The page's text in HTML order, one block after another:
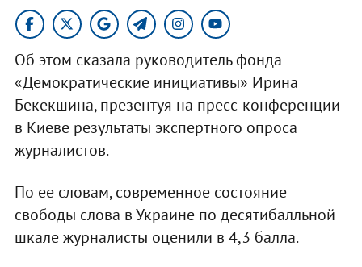
Об этом сказала руководитель фонда
«Демократические инициативы» Ирина
Бекекшина, презентуя на пресс-конференции
в Киеве результаты экспертного опроса
журналистов.
По ее словам, современное состояние
свободы слова в Украине по десятибалльной
шкале журналисты оценили в 4,3 балла.